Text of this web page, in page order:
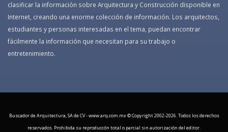
clasificar la información sobre Arquitectura y Construcción disponible en
Internet, creando una enorme colección de información. Los arquitectos,
estudiantes y personas interesadas en el tema, puedan encontrar
fácilmente la información que necesitan para su trabajo o
entretenimiento.
Buscador de Arquitectura, SA de CV - www.arq.com.mx © Copyright 2002-2026. Todos los derechos
reservados. Prohibida su reproduccón total o parcial sin autorización del editor.